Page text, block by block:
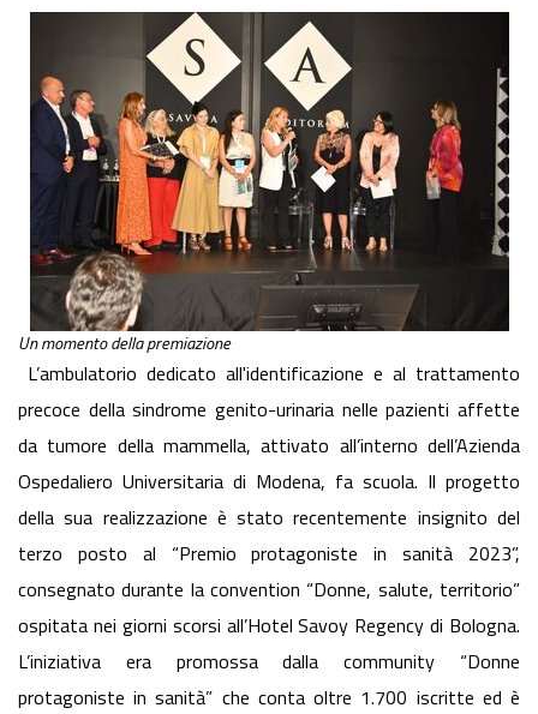
Un momento della premiazione
L’ambulatorio dedicato all'identificazione e al trattamento
precoce della sindrome genito-urinaria nelle pazienti affette
da tumore della mammella, attivato all’interno dell’Azienda
Ospedaliero Universitaria di Modena, fa scuola. Il progetto
della sua realizzazione è stato recentemente insignito del
terzo posto al “Premio protagoniste in sanità 2023”,
consegnato durante la convention “Donne, salute, territorio”
ospitata nei giorni scorsi all’Hotel Savoy Regency di Bologna.
L’iniziativa era promossa dalla community “Donne
protagoniste in sanità” che conta oltre 1.700 iscritte ed è